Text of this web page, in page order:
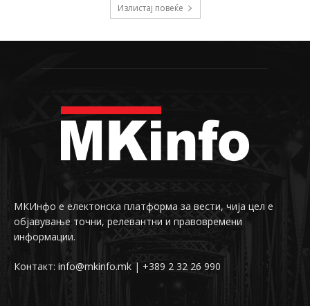
Излистај повеќе
МКИнфо е електонска платформа за вести, чија цел е
објавување точни, релевантни и правовремени
информации.
Контакт: info@mkinfo.mk | +389 2 32 26 990